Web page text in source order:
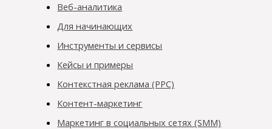
Веб-аналитика
Для начинающих
Инструменты и сервисы
Кейсы и примеры
Контекстная реклама (PPC)
Контент-маркетинг
Маркетинг в социальных сетях (SMM)